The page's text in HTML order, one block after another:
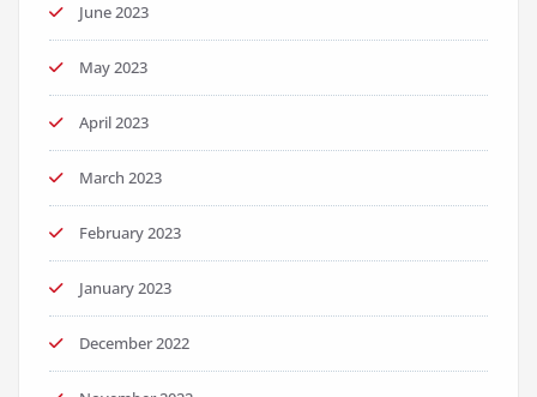
June 2023
May 2023
April 2023
March 2023
February 2023
January 2023
December 2022